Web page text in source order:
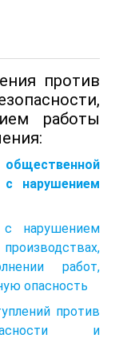
против
работы
общественной
с нарушением
с нарушением
работ,
опасность
против
и